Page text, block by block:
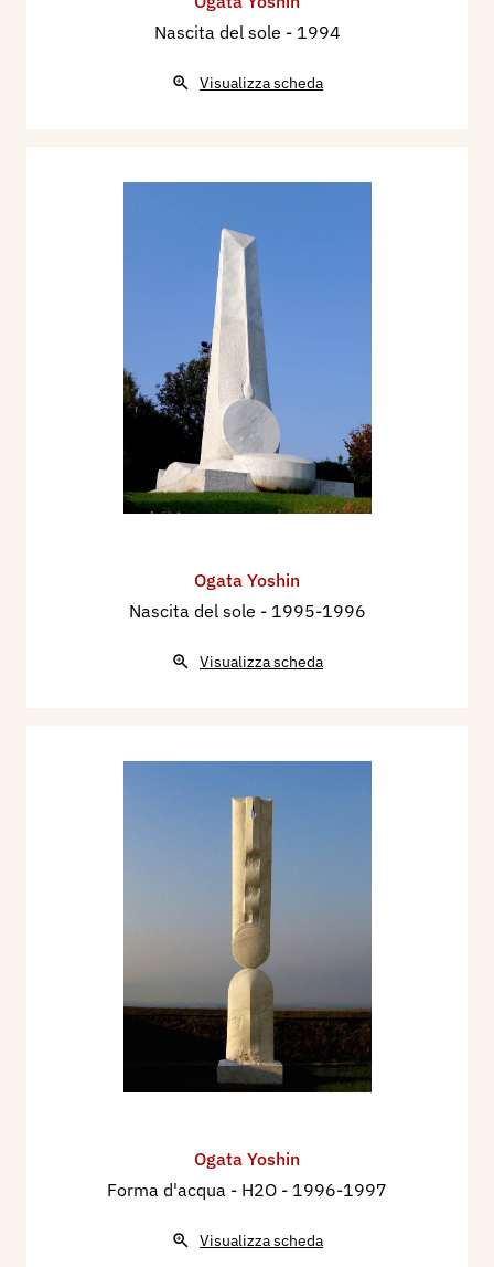
Nascita del sole - 1994
Visualizza scheda
Ogata Yoshin
Nascita del sole - 1995-1996
Visualizza scheda
Ogata Yoshin
Forma d'acqua - H2O - 1996-1997
Visualizza scheda